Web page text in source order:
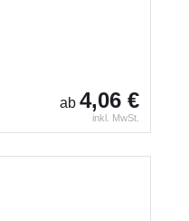
ab 4,06 €
inkl. MwSt.